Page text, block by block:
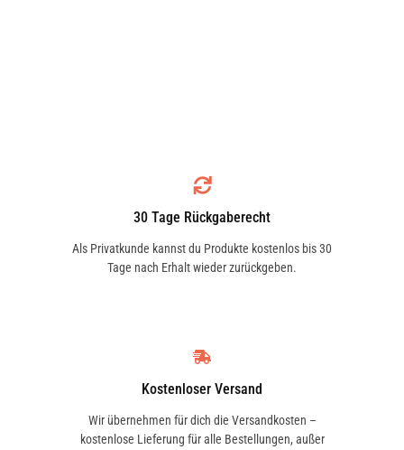
30 Tage Rückgaberecht
Als Privatkunde kannst du Produkte kostenlos bis 30
Tage nach Erhalt wieder zurückgeben.
Kostenloser Versand
Wir übernehmen für dich die Versandkosten –
kostenlose Lieferung für alle Bestellungen, außer